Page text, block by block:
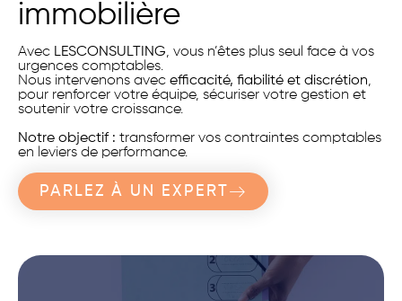
immobilière
Avec LESCONSULTING, vous n’êtes plus seul face à vos
urgences comptables.
Nous intervenons avec efficacité, fiabilité et discrétion,
pour renforcer votre équipe, sécuriser votre gestion et
soutenir votre croissance.
Notre objectif : transformer vos contraintes comptables
en leviers de performance.
PARLEZ À UN EXPERT